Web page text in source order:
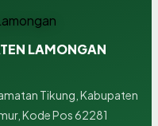
LAMONGAN
Tikung, Kabupaten
Kode Pos 62281